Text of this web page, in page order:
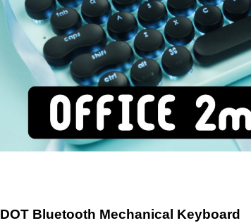
DOT Bluetooth Mechanical Keyboard